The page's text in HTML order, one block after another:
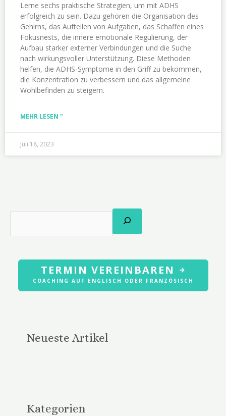
Lerne sechs praktische Strategien, um mit ADHS
erfolgreich zu sein. Dazu gehören die Organisation des
Gehirns, das Aufteilen von Aufgaben, das Schaffen eines
Fokusnests, die innere emotionale Regulierung, der
Aufbau starker externer Verbindungen und die Suche
nach wirkungsvoller Unterstützung. Diese Methoden
helfen, die ADHS-Symptome in den Griff zu bekommen,
die Konzentration zu verbessern und das allgemeine
Wohlbefinden zu steigern.
MEHR LESEN "
Juli 18, 2023
TERMIN VEREINBAREN
COACHING AUF ENGLISCH ODER FRANZÖSISCH
Neueste Artikel
Kategorien